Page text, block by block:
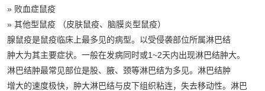
» 败血症鼠疫
» 其他型鼠疫 （皮肤鼠疫、脑膜炎型鼠疫）
腺鼠疫是鼠疫临床上最多见的病型。以受侵袭部位所属淋巴结
肿大为其主要症状。一般在发病同时或1~2天内出现淋巴结肿大。
淋巴结肿最常见部位是股、腋、颈等淋巴结为多见。淋巴结肿
增大的速度极快，肿大淋巴结与皮下组织粘连，失去移动性。淋巴